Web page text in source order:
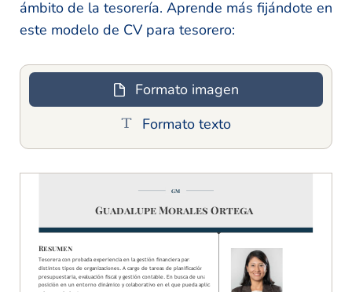
ámbito de la tesorería. Aprende más fijándote en
este modelo de CV para tesorero:
Formato imagen
Formato texto